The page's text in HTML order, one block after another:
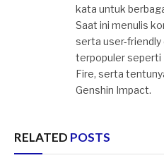
kata untuk
Saat ini menulis
serta user-
terpopuler seperti
Fire, serta
Genshin Impact.
RELATED POSTS